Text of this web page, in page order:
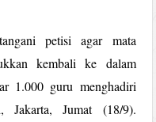
petisi agar mata
kembali ke dalam
1.000 guru menghadiri
Jakarta, Jumat (18/9).